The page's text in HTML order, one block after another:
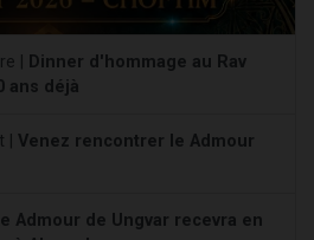
|
Dinner d'hommage au Rav
ans déjà
Venez rencontrer le Admour
Admour de Ungvar recevra en